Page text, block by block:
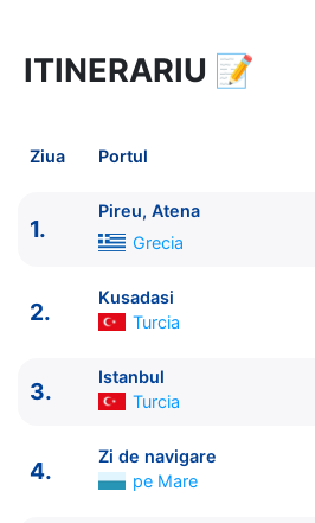
10 zile vacanta de croaziera in
Marea Mediterana de Est si
Plecare pe 07 Sep 2027 din
MSC Cruises
ITINERARIU 📝
Ziua Portul
1.
Pireu, Atena
Grecia
2.
Kusadasi
Turcia
3.
Istanbul
Turcia
4.
Zi de navigare
pe Mare